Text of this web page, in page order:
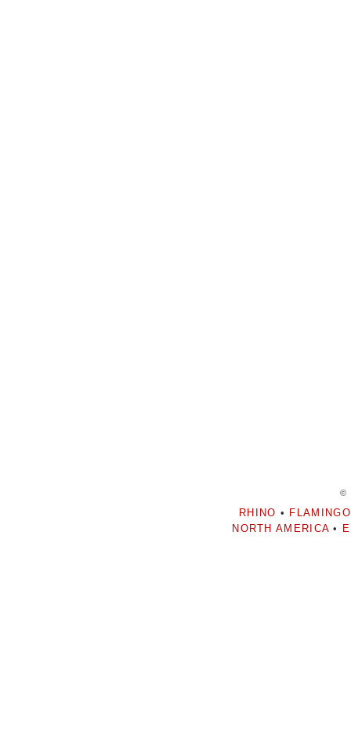
©
RHINO • FLAMINGO
NORTH AMERICA •